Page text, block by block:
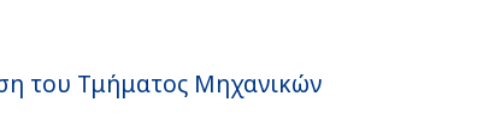
του Τμήματος Μηχανικών